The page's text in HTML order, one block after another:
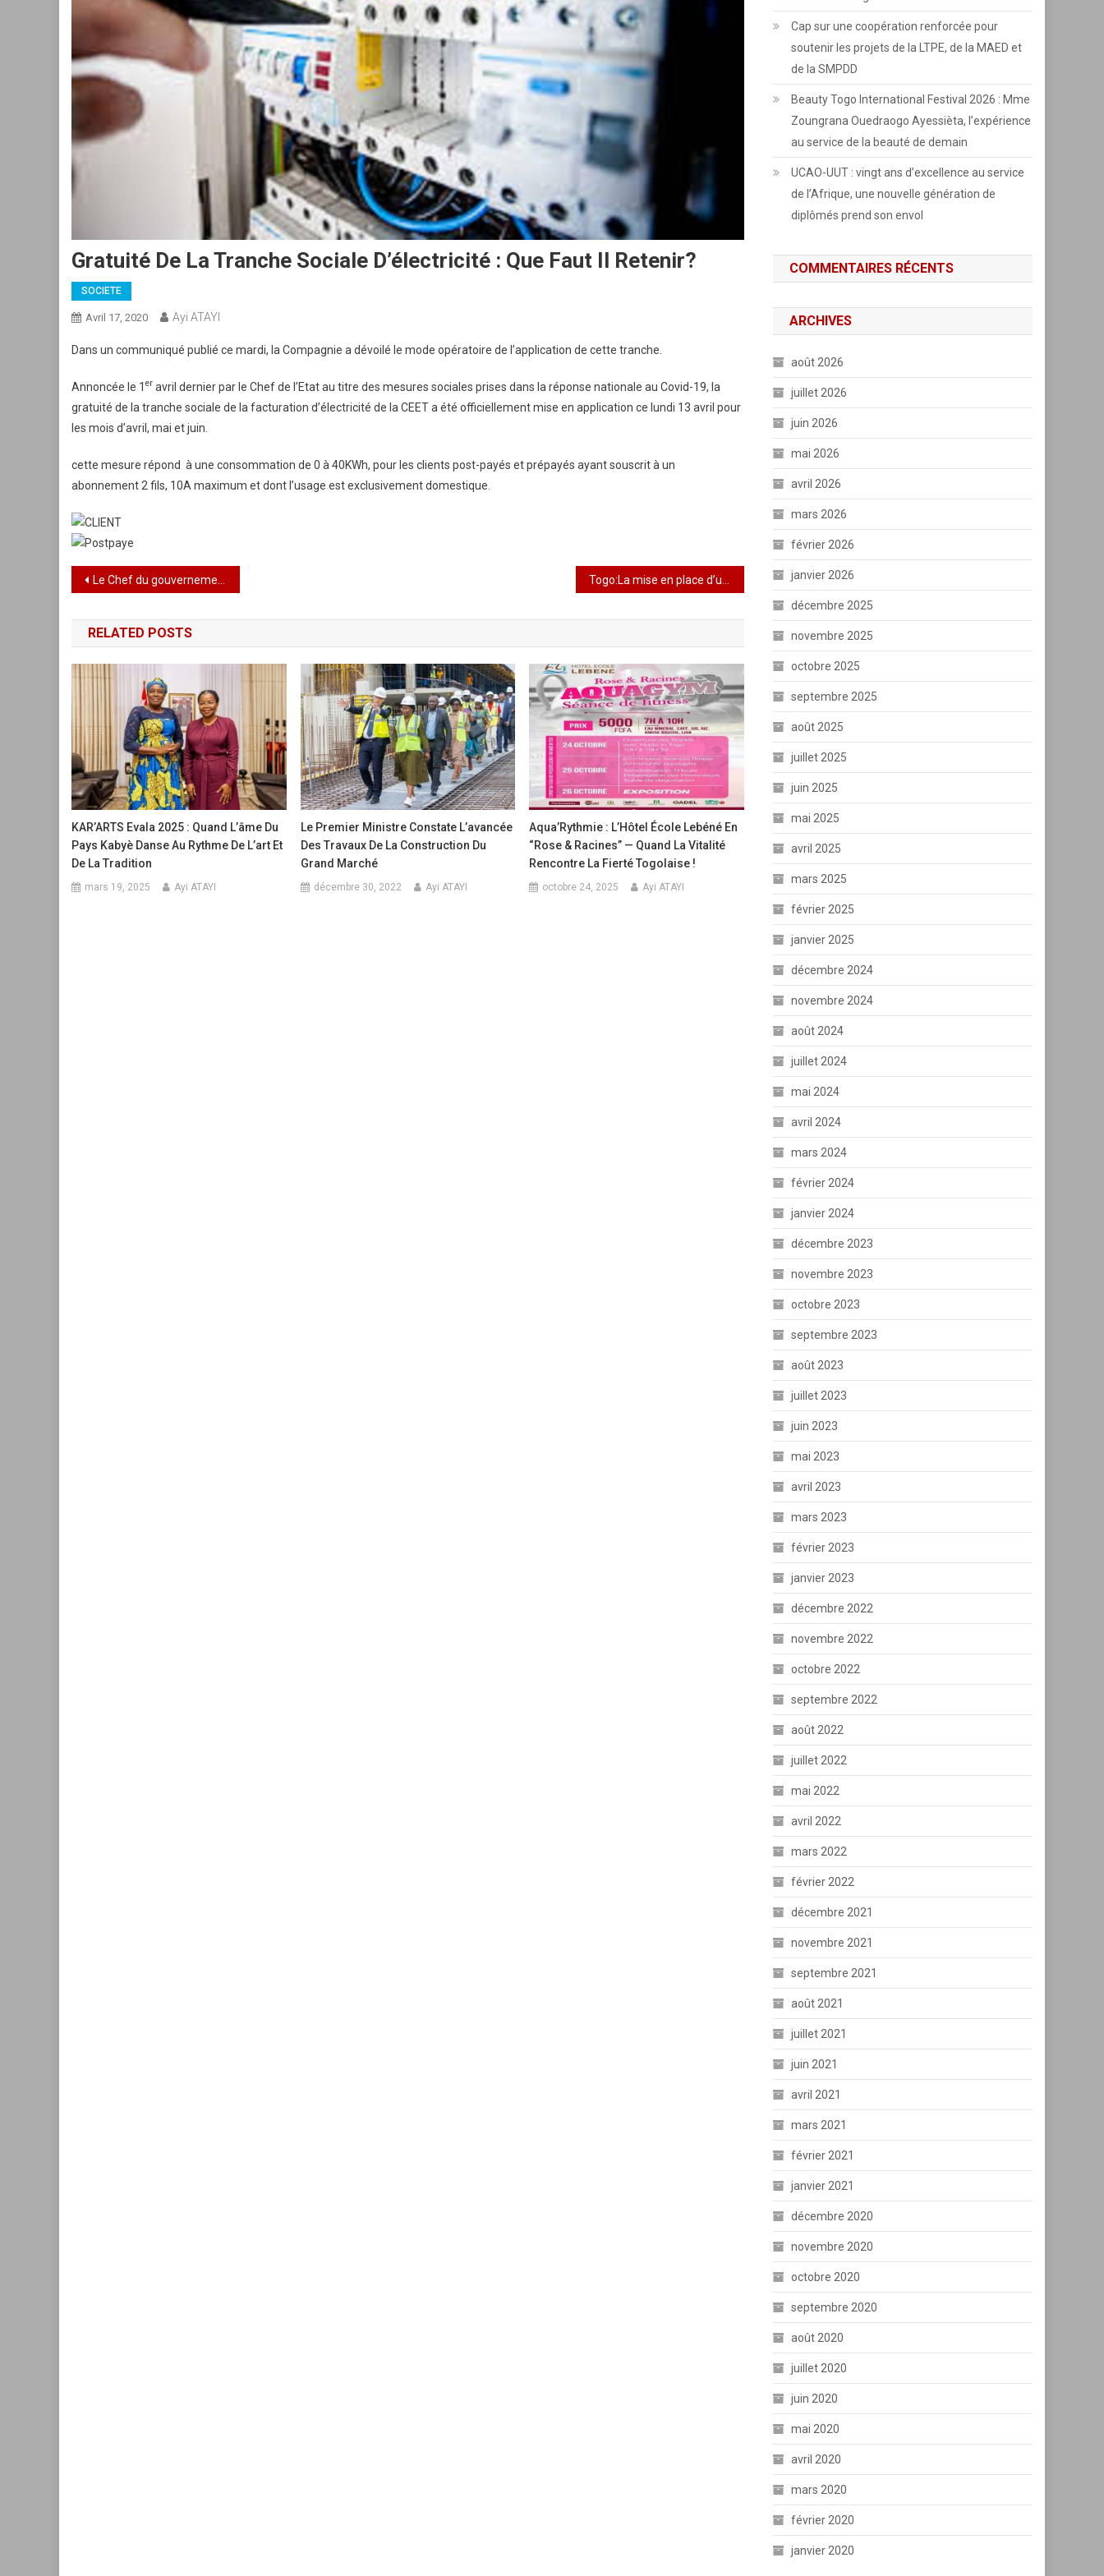
Gratuité De La Tranche Sociale D’électricité : Que Faut Il Retenir?
SOCIETE
Avril 17, 2020 Ayi ATAYI
Dans un communiqué publié ce mardi, la Compagnie a dévoilé le mode opératoire de l’application de cette tranche.
Annoncée le 1 er avril dernier par le Chef de l’Etat au titre des mesures sociales prises dans la réponse nationale au Covid-19, la
gratuité de la tranche sociale de la facturation d’électricité de la CEET a été officiellement mise en application ce lundi 13 avril pour
les mois d’avril, mai et juin.
cette mesure répond à une consommation de 0 à 40KWh, pour les clients post-payés et prépayés ayant souscrit à un
abonnement 2 fils, 10A maximum et dont l’usage est exclusivement domestique.
Navigation
de
l’article
Le Chef du gouvernement Komi Selom Klassou a échangé avec les médecins cubains
RELATED POSTS
KAR’ARTS Evala 2025 : Quand L’âme Du
Pays Kabyè Danse Au Rythme De L’art Et
De La Tradition
mars 19, 2025 Ayi ATAYI
Le Premier Ministre Constate L’avancée
Des Travaux De La Construction Du
Grand Marché
décembre 30, 2022 Ayi ATAYI
Aqua’Rythmie : L’Hôtel École Lebéné En
“Rose & Racines” — Quand La Vitalité
Rencontre La Fierté Togolaise !
octobre 24, 2025 Ayi ATAYI
Cap sur une coopération renforcée pour
soutenir les projets de la LTPE, de la MAED et
de la SMPDD
Beauty Togo International Festival 2026 : Mme
Zoungrana Ouedraogo Ayessièta, l’expérience
au service de la beauté de demain
UCAO-UUT : vingt ans d’excellence au service
de l’Afrique, une nouvelle génération de
diplômés prend son envol
COMMENTAIRES RÉCENTS
ARCHIVES
août 2026
juillet 2026
juin 2026
mai 2026
avril 2026
mars 2026
février 2026
janvier 2026
décembre 2025
novembre 2025
octobre 2025
septembre 2025
août 2025
juillet 2025
juin 2025
mai 2025
avril 2025
mars 2025
février 2025
janvier 2025
décembre 2024
novembre 2024
août 2024
juillet 2024
mai 2024
avril 2024
mars 2024
février 2024
janvier 2024
décembre 2023
novembre 2023
octobre 2023
septembre 2023
août 2023
juillet 2023
juin 2023
mai 2023
avril 2023
mars 2023
février 2023
janvier 2023
décembre 2022
novembre 2022
octobre 2022
septembre 2022
août 2022
juillet 2022
mai 2022
avril 2022
mars 2022
février 2022
décembre 2021
novembre 2021
septembre 2021
août 2021
juillet 2021
juin 2021
avril 2021
mars 2021
février 2021
janvier 2021
décembre 2020
novembre 2020
octobre 2020
septembre 2020
août 2020
juillet 2020
juin 2020
mai 2020
avril 2020
mars 2020
février 2020
janvier 2020